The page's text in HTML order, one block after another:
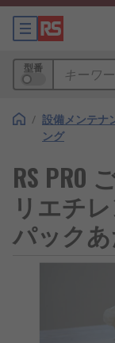
型番
/ 設備メンテナ
ング
RS PRO
リエチレ
パックあ